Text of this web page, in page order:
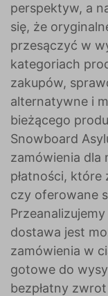
perspektyw, a
się, że
przesączyć w
kategoriach
zakupów,
alternatywne i
bieżącego
Snowboard
zamówienia dla
płatności,
czy oferowane
dostawa jest
zamówienia w
gotowe do
bezpłatny